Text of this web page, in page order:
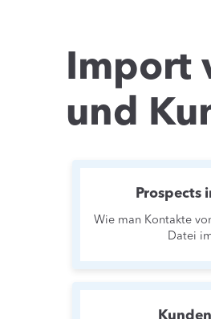
Import
und
Prospects
Wie man Kontakte
Datei